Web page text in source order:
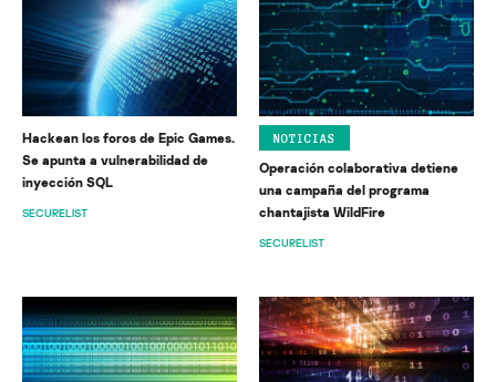
Hackean los foros de Epic Games.
Se apunta a vulnerabilidad de
inyección SQL
SECURELIST
NOTICIAS
Operación colaborativa detiene
una campaña del programa
chantajista WildFire
SECURELIST